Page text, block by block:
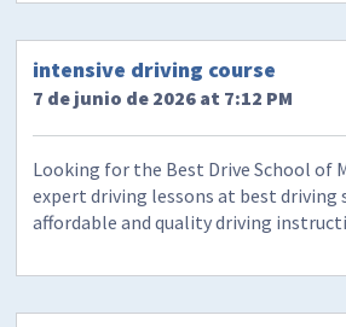
intensive driving course
7 de junio de 2026 at 7:12 PM
Looking for the Best Drive School of
expert driving lessons at best driving
affordable and quality driving